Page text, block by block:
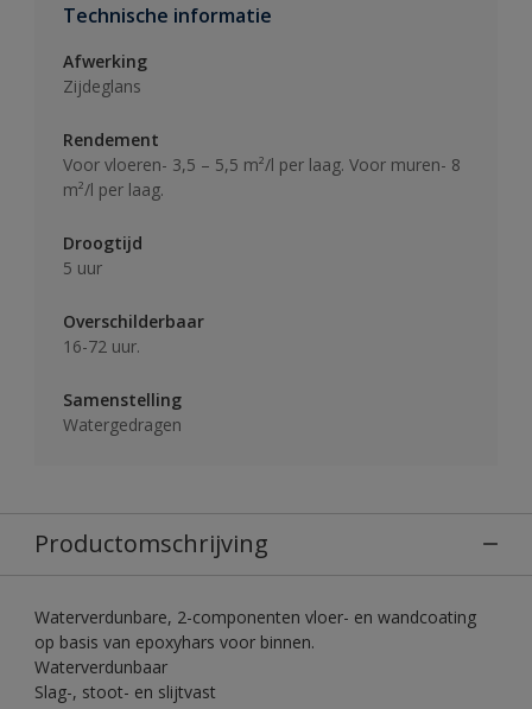
Technische informatie
Afwerking
Zijdeglans
Rendement
Voor vloeren- 3,5 – 5,5 m²/l per laag. Voor muren- 8
m²/l per laag.
Droogtijd
5 uur
Overschilderbaar
16-72 uur.
Samenstelling
Watergedragen
Productomschrijving
Waterverdunbare, 2-componenten vloer- en wandcoating
op basis van epoxyhars voor binnen.
Waterverdunbaar
Slag-, stoot- en slijtvast